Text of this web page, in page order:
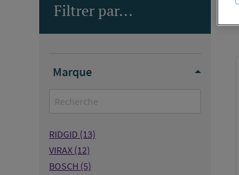
Filtrer par...
Marque
RIDGID (13)
VIRAX (12)
BOSCH (5)